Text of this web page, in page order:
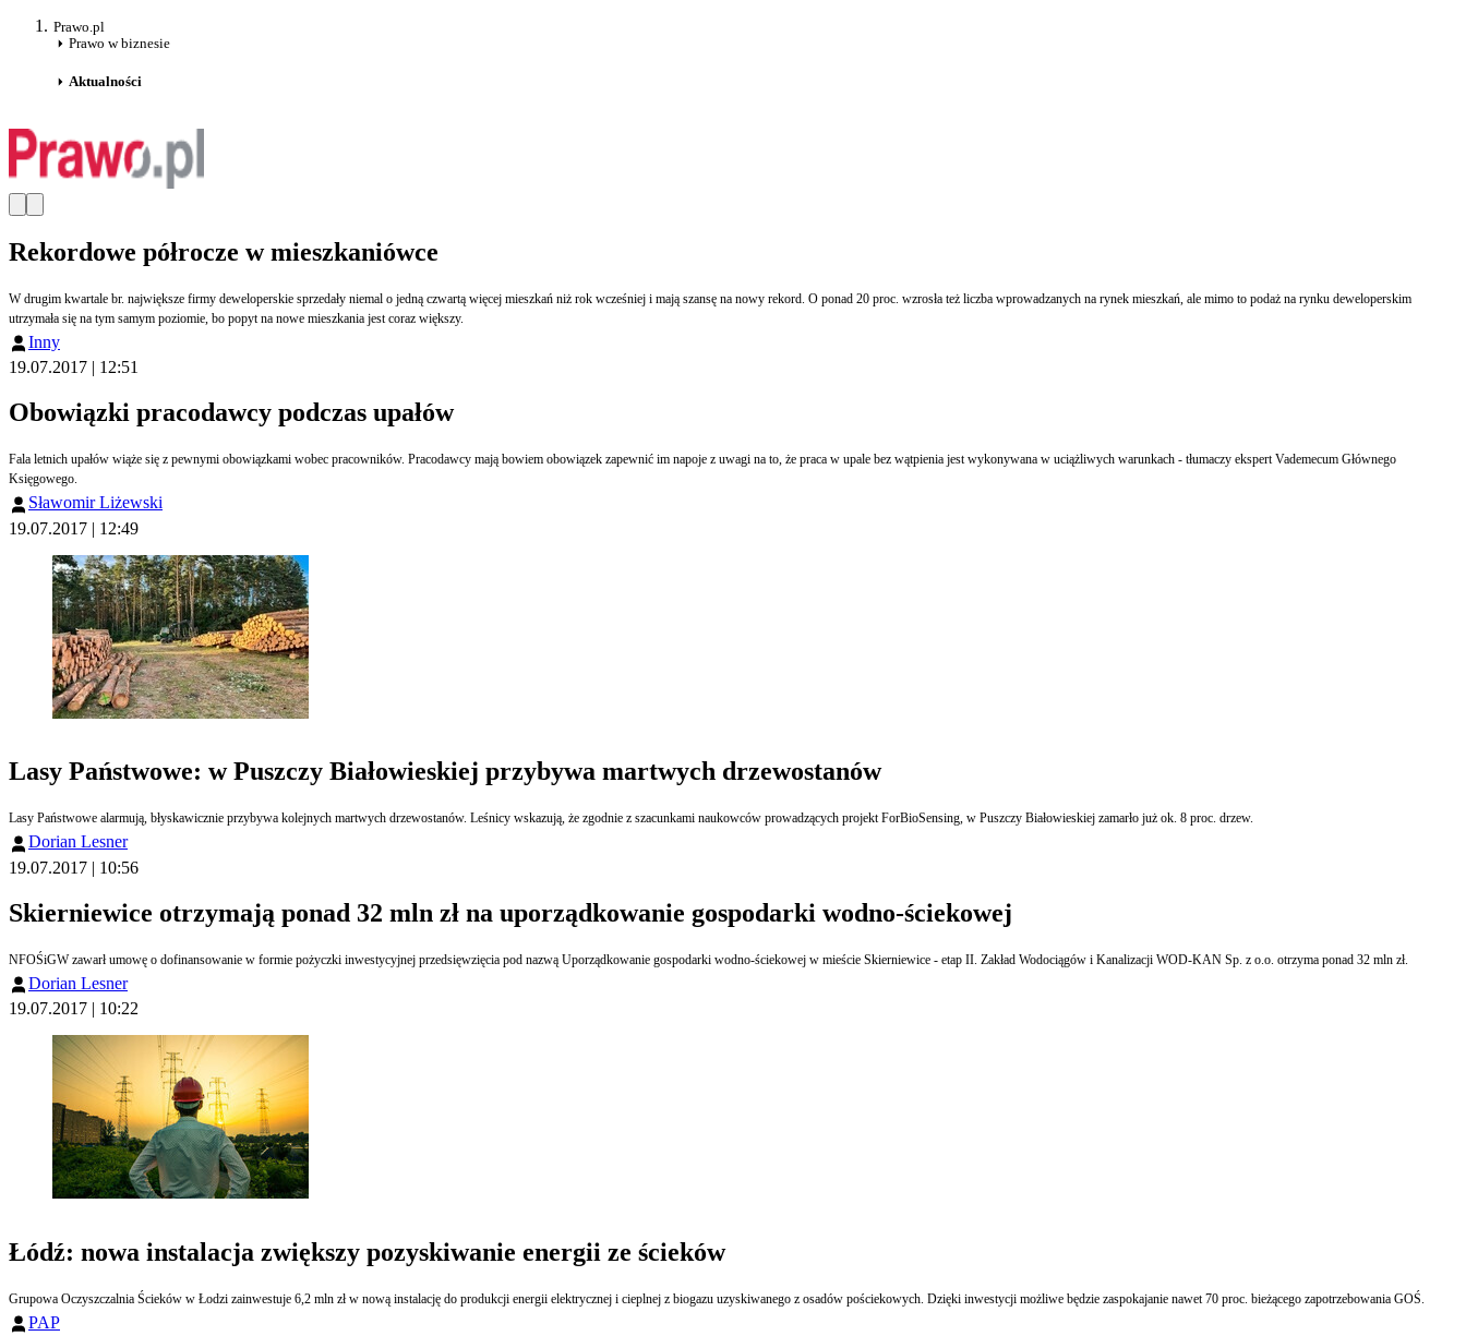
Prawo.pl
Prawo w biznesie
Aktualności
Rekordowe półrocze w mieszkaniówce
W drugim kwartale br. największe firmy deweloperskie sprzedały niemal o jedną czwartą więcej mieszkań niż rok wcześniej i mają szansę na nowy rekord. O ponad 20 proc. wzrosła też liczba wprowadzanych na rynek mieszkań, ale mimo to podaż na rynku deweloperskim
utrzymała się na tym samym poziomie, bo popyt na nowe mieszkania jest coraz większy.
Inny
19.07.2017 | 12:51
Obowiązki pracodawcy podczas upałów
Fala letnich upałów wiąże się z pewnymi obowiązkami wobec pracowników. Pracodawcy mają bowiem obowiązek zapewnić im napoje z uwagi na to, że praca w upale bez wątpienia jest wykonywana w uciążliwych warunkach - tłumaczy ekspert Vademecum Głównego
Księgowego.
Sławomir Liżewski
19.07.2017 | 12:49
Lasy Państwowe: w Puszczy Białowieskiej przybywa martwych drzewostanów
Lasy Państwowe alarmują, błyskawicznie przybywa kolejnych martwych drzewostanów. Leśnicy wskazują, że zgodnie z szacunkami naukowców prowadzących projekt ForBioSensing, w Puszczy Białowieskiej zamarło już ok. 8 proc. drzew.
Dorian Lesner
19.07.2017 | 10:56
Skierniewice otrzymają ponad 32 mln zł na uporządkowanie gospodarki wodno-ściekowej
NFOŚiGW zawarł umowę o dofinansowanie w formie pożyczki inwestycyjnej przedsięwzięcia pod nazwą Uporządkowanie gospodarki wodno-ściekowej w mieście Skierniewice - etap II. Zakład Wodociągów i Kanalizacji WOD-KAN Sp. z o.o. otrzyma ponad 32 mln zł.
Dorian Lesner
19.07.2017 | 10:22
Łódź: nowa instalacja zwiększy pozyskiwanie energii ze ścieków
Grupowa Oczyszczalnia Ścieków w Łodzi zainwestuje 6,2 mln zł w nową instalację do produkcji energii elektrycznej i cieplnej z biogazu uzyskiwanego z osadów pościekowych. Dzięki inwestycji możliwe będzie zaspokajanie nawet 70 proc. bieżącego zapotrzebowania GOŚ.
PAP